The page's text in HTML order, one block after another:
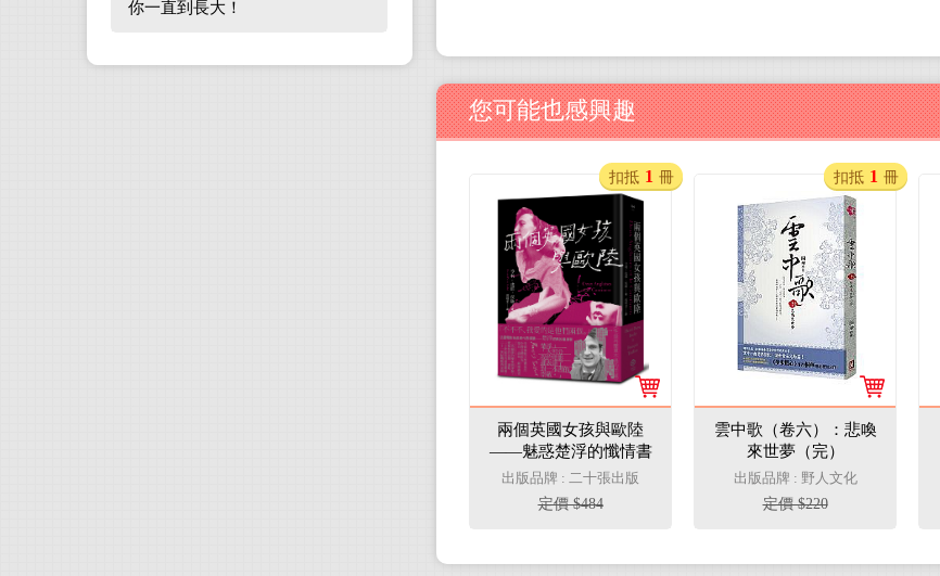
您可能也感興趣
兩個英國女孩與歐陸
——魅惑楚浮的懺情書
（精裝版）
出版品牌 : 二十張出版
定價 $484
扣抵 1 冊
雲中歌（卷六）：悲喚
來世夢（完）
出版品牌 : 野人文化
定價 $220
扣抵 1 冊
你一直到長大！